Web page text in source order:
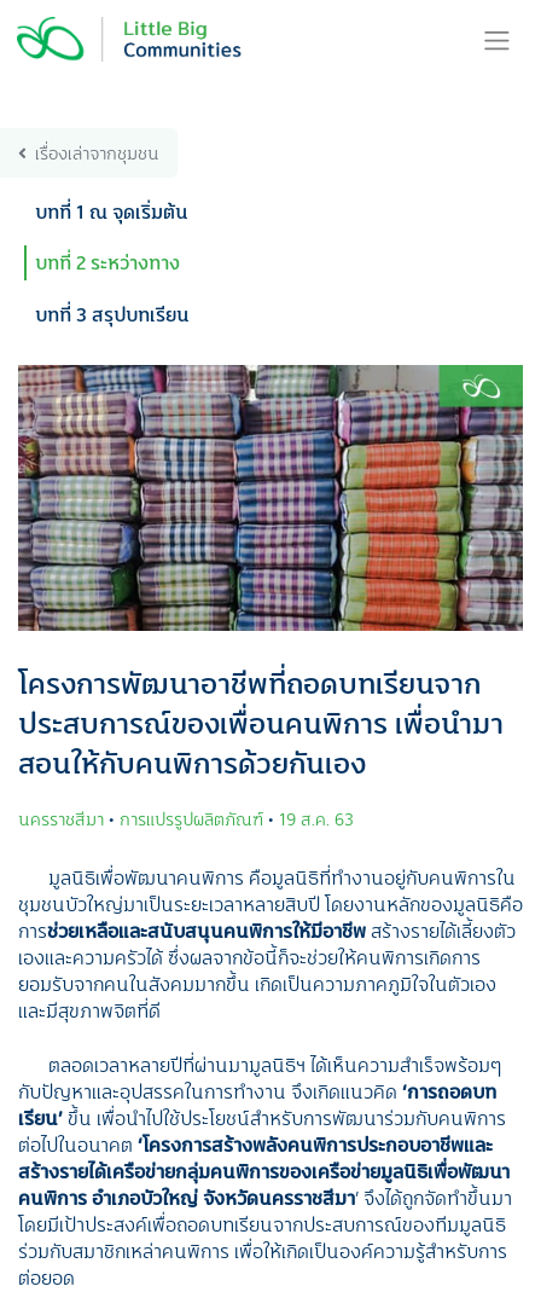
content
เรื่องเล่าจากชุมชน
บทที่ 1 ณ จุดเริ่มต้น
บทที่ 2 ระหว่างทาง
บทที่ 3 สรุปบทเรียน
โครงการพัฒนาอาชีพที่ถอดบทเรียนจาก
ประสบการณ์ของเพื่อนคนพิการ เพื่อนำมา
สอนให้กับคนพิการด้วยกันเอง
นครราชสีมา• การแปรรูปผลิตภัณฑ์• 19 ส.ค. 63
มูลนิธิเพื่อพัฒนาคนพิการ คือมูลนิธิที่ทำงานอยู่กับคนพิการใน
ชุมชนบัวใหญ่มาเป็นระยะเวลาหลายสิบปี โดยงานหลักของมูลนิธิคือ
การช่วยเหลือและสนับสนุนคนพิการให้มีอาชีพสร้างรายได้เลี้ยงตัว
เองและความครัวได้ ซึ่งผลจากข้อนี้ก็จะช่วยให้คนพิการเกิดการ
ยอมรับจากคนในสังคมมากขึ้น เกิดเป็นความภาคภูมิใจในตัวเอง
และมีสุขภาพจิตที่ดี
ตลอดเวลาหลายปีที่ผ่านมามูลนิธิฯ ได้เห็นความสำเร็จพร้อมๆ
กับปัญหาและอุปสรรคในการทำงาน จึงเกิดแนวคิด ‘การถอดบท
เรียน’ ขึ้น เพื่อนำไปใช้ประโยชน์สำหรับการพัฒนาร่วมกับคนพิการ
ต่อไปในอนาคต ‘โครงการสร้างพลังคนพิการประกอบอาชีพและ
สร้างรายได้เครือข่ายกลุ่มคนพิการของเครือข่ายมูลนิธิเพื่อพัฒนา
คนพิการ อำเภอบัวใหญ่ จังหวัดนครราชสีมา’ จึงได้ถูกจัดทำขึ้นมา
โดยมีเป้าประสงค์เพื่อถอดบทเรียนจากประสบการณ์ของทีมมูลนิธิ
ร่วมกับสมาชิกเหล่าคนพิการ เพื่อให้เกิดเป็นองค์ความรู้สำหรับการ
ต่อยอด